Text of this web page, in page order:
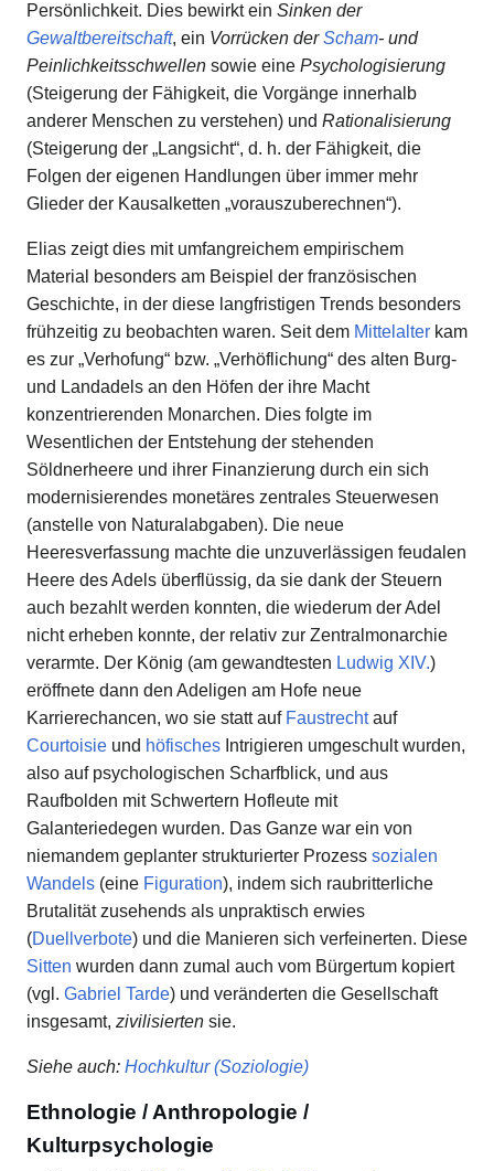
Persönlichkeit. Dies bewirkt ein Sinken der
Gewaltbereitschaft, ein Vorrücken derScham- und
Peinlichkeitsschwellen sowie eine Psychologisierung
(Steigerung der Fähigkeit, die Vorgänge innerhalb
anderer Menschen zu verstehen) und Rationalisierung
(Steigerung der „Langsicht“, d. h. der Fähigkeit, die
Folgen der eigenen Handlungen über immer mehr
Glieder der Kausalketten „vorauszuberechnen“).
Elias zeigt dies mit umfangreichem empirischem
Material besonders am Beispiel der französischen
Geschichte, in der diese langfristigen Trends besonders
frühzeitig zu beobachten waren. Seit dem Mittelalter kam
es zur „Verhofung“ bzw. „Verhöflichung“ des alten Burg-
und Landadels an den Höfen der ihre Macht
konzentrierenden Monarchen. Dies folgte im
Wesentlichen der Entstehung der stehenden
Söldnerheere und ihrer Finanzierung durch ein sich
modernisierendes monetäres zentrales Steuerwesen
(anstelle von Naturalabgaben). Die neue
Heeresverfassung machte die unzuverlässigen feudalen
Heere des Adels überflüssig, da sie dank der Steuern
auch bezahlt werden konnten, die wiederum der Adel
nicht erheben konnte, der relativ zur Zentralmonarchie
verarmte. Der König (am gewandtesten Ludwig XIV.)
eröffnete dann den Adeligen am Hofe neue
Karrierechancen, wo sie statt auf Faustrechtauf
Courtoisie und höfisches Intrigieren umgeschult wurden,
also auf psychologischen Scharfblick, und aus
Raufbolden mit Schwertern Hofleute mit
Galanteriedegen wurden. Das Ganze war ein von
niemandem geplanter strukturierter Prozess sozialen
Wandels (eine Figuration), indem sich raubritterliche
Brutalität zusehends als unpraktisch erwies
(Duellverbote) und die Manieren sich verfeinerten. Diese
Sitten wurden dann zumal auch vom Bürgertum kopiert
(vgl. Gabriel Tarde) und veränderten die Gesellschaft
insgesamt, zivilisierten sie.
Siehe auch: Hochkultur (Soziologie)
Ethnologie / Anthropologie /
Kulturpsychologie